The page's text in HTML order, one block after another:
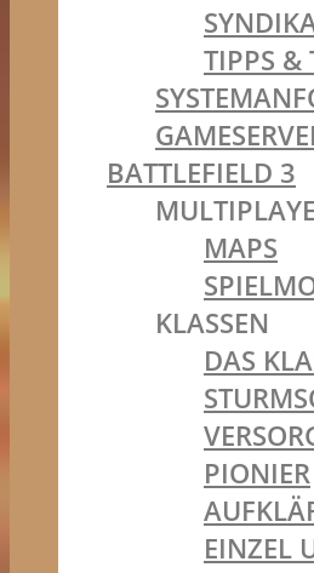
TIPPS &
BATTLEFIELD 3
MAPS
KLASSEN
DAS
PIONIER
EINZEL